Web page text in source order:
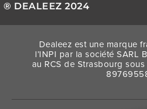
® DEALEEZ 2024
Dealeez est une marque
l’INPI par la société SARL
au RCS de Strasbourg